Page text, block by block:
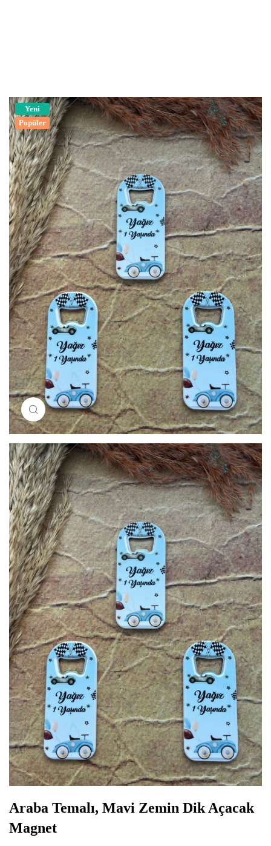
Yeni
Popüler
Resimi büyütmek için tıklayın
Araba Temalı, Mavi Zemin Dik Açacak
Magnet